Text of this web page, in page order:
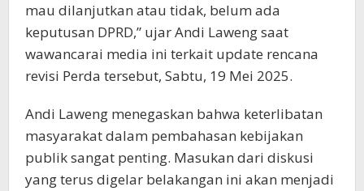
mau dilanjutkan atau tidak, belum ada
keputusan DPRD,” ujar Andi Laweng saat
wawancarai media ini terkait update rencana
revisi Perda tersebut, Sabtu, 19 Mei 2025.
Andi Laweng menegaskan bahwa keterlibatan
masyarakat dalam pembahasan kebijakan
publik sangat penting. Masukan dari diskusi
yang terus digelar belakangan ini akan menjadi